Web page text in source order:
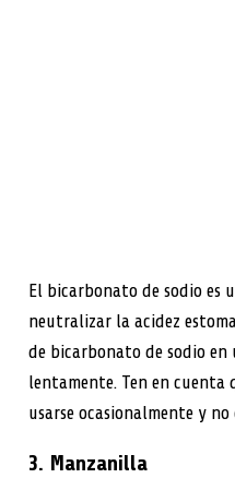
El bicarbonato de sodio es
neutralizar la acidez
de bicarbonato de sodio en
lentamente. Ten en cuenta
usarse ocasionalmente y no
3. Manzanilla